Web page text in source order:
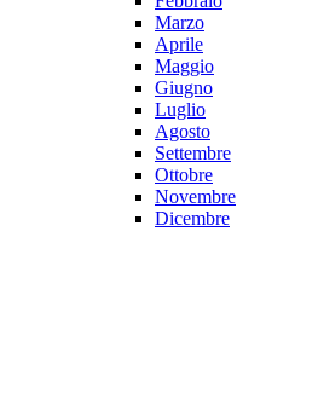
Marzo
Aprile
Maggio
Giugno
Luglio
Agosto
Settembre
Ottobre
Novembre
Dicembre